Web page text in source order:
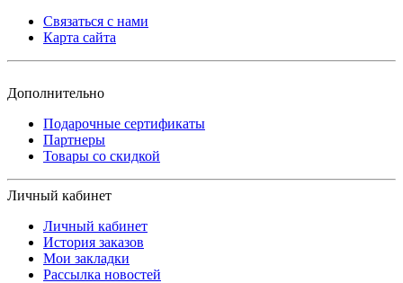
Связаться с нами
Карта сайта
Дополнительно
Подарочные сертификаты
Партнеры
Товары со скидкой
Личный кабинет
Личный кабинет
История заказов
Мои закладки
Рассылка новостей